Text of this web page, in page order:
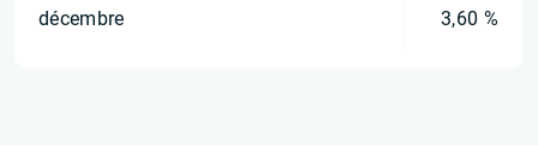
décembre 3,60 %